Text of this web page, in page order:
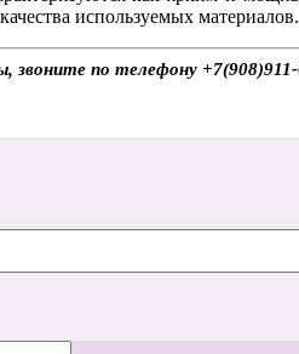
используемых материалов.
звоните по телефону